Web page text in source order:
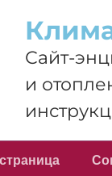
Сайт-
и